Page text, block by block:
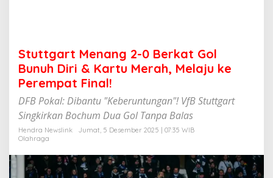
n
u
h
D
i
i
&
Stuttgart Menang 2-0 Berkat Gol
Bunuh Diri & Kartu Merah, Melaju ke
Perempat Final!
DFB Pokal: Dibantu "Keberuntungan"! VfB Stuttgart
Singkirkan Bochum Dua Gol Tanpa Balas
Hendra Newslink
Jumat, 5 Desember 2025 | 07:35 WIB
Olahraga